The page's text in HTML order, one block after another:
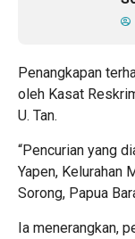
Penangkapan
oleh Kasat
U. Tan.
“Pencurian yang
Yapen, Kelurahan
Sorong, Papua
Ia menerangkan,